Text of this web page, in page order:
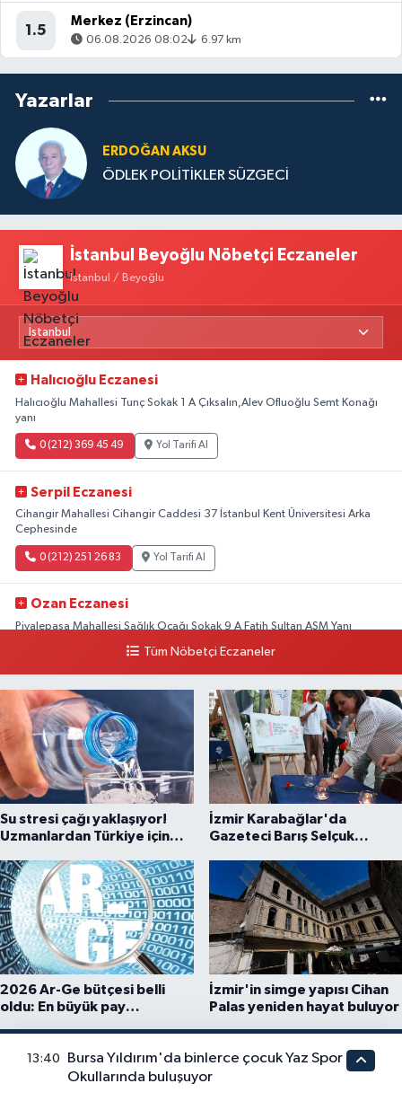
1.5
Merkez (Erzincan)
06.08.2026 08:02 6.97 km
Yazarlar
ERDOĞAN AKSU
ÖDLEK POLİTİKLER SÜZGECİ
İstanbul Beyoğlu Nöbetçi Eczaneler
İstanbul / Beyoğlu
Halıcıoğlu Eczanesi
Halıcıoğlu Mahallesi Tunç Sokak 1 A Çıksalın,Alev Ofluoğlu Semt Konağı
yanı
0 (212) 369 45 49 Yol Tarifi Al
Serpil Eczanesi
Cihangir Mahallesi Cihangir Caddesi 37 İstanbul Kent Üniversitesi Arka
Cephesinde
0 (212) 251 26 83 Yol Tarifi Al
Ozan Eczanesi
Piyalepaşa Mahallesi Sağlık Ocağı Sokak 9 A Fatih Sultan ASM Yanı
Yol Tarifi Al
Tüm Nöbetçi Eczaneler
Su stresi çağı yaklaşıyor!
Uzmanlardan Türkiye için
İzmir Karabağlar'da
Gazeteci Barış Selçuk
2026 Ar-Ge bütçesi belli
oldu: En büyük pay
İzmir'in simge yapısı Cihan
Palas yeniden hayat buluyor
13:40
Bursa Yıldırım'da binlerce çocuk Yaz Spor
Okullarında buluşuyor